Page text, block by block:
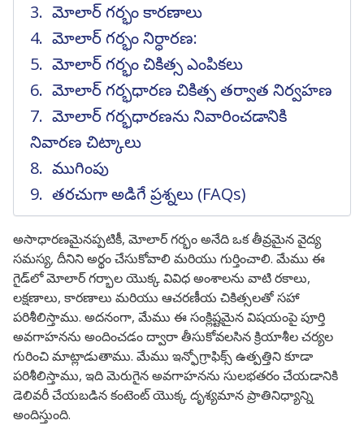
మోలార్ గర్భం కారణాలు
మోలార్ గర్భం నిర్ధారణ:
మోలార్ గర్భం చికిత్స ఎంపికలు
మోలార్ గర్భధారణ చికిత్స తర్వాత నిర్వహణ
మోలార్ గర్భధారణను నివారించడానికి
నివారణ చిట్కాలు
ముగింపు
తరచుగా అడిగే ప్రశ్నలు (FAQs)
అసాధారణమైనప్పటికీ, మోలార్ గర్భం అనేది ఒక తీవ్రమైన వైద్య
సమస్య, దీనిని అర్థం చేసుకోవాలి మరియు గుర్తించాలి. మేము ఈ
గైడ్‌లో మోలార్ గర్భాల యొక్క వివిధ అంశాలను వాటి రకాలు,
లక్షణాలు, కారణాలు మరియు ఆచరణీయ చికిత్సలతో సహా
పరిశీలిస్తాము. అదనంగా, మేము ఈ సంక్లిష్టమైన విషయంపై పూర్తి
అవగాహనను అందించడం ద్వారా తీసుకోవలసిన క్రియాశీల చర్యల
గురించి మాట్లాడుతాము. మేము ఇన్ఫోగ్రాఫిక్స్ ఉత్పత్తిని కూడా
పరిశీలిస్తాము, ఇది మెరుగైన అవగాహనను సులభతరం చేయడానికి
డెలివరీ చేయబడిన కంటెంట్ యొక్క దృశ్యమాన ప్రాతినిధ్యాన్ని
అందిస్తుంది.